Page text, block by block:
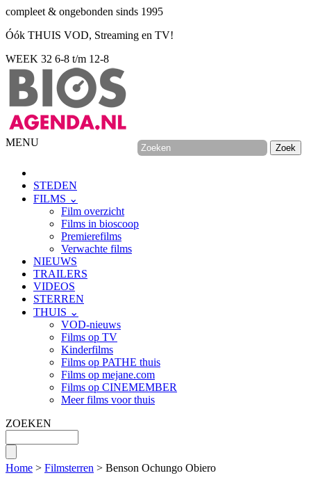
compleet & ongebonden sinds 1995
Óók THUIS VOD, Streaming en TV!
WEEK 32 6-8 t/m 12-8
MENU
STEDEN
FILMS ⌄
Film overzicht
Films in bioscoop
Premierefilms
Verwachte films
NIEUWS
TRAILERS
VIDEOS
STERREN
THUIS ⌄
VOD-nieuws
Films op TV
Kinderfilms
Films op PATHE thuis
Films op mejane.com
Films op CINEMEMBER
Meer films voor thuis
ZOEKEN
Home > Filmsterren > Benson Ochungo Obiero